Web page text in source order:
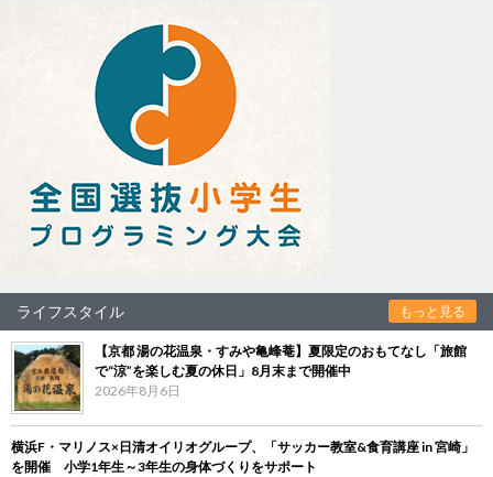
ライフスタイル もっと見る
【京都 湯の花温泉・すみや亀峰菴】夏限定のおもてなし「旅館
で“涼”を楽しむ夏の休日」8月末まで開催中
2026年8月6日
横浜F・マリノス×日清オイリオグループ、「サッカー教室&食育講座 in 宮崎」
を開催 小学1年生～3年生の身体づくりをサポート